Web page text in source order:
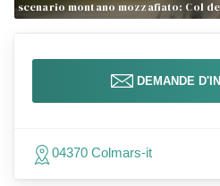
scenario montano mozzafiato: Col
DEMANDE
04370 Colmars-it